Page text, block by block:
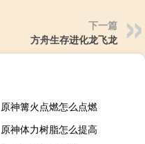
下一篇
方舟生存进化龙飞龙
原神篝火点燃怎么点燃
原神体力树脂怎么提高